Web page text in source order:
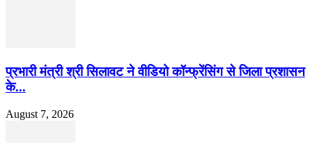
प्रभारी मंत्री श्री सिलावट ने वीडियो कॉन्फ्रेंसिंग से जिला प्रशासन
के...
August 7, 2026